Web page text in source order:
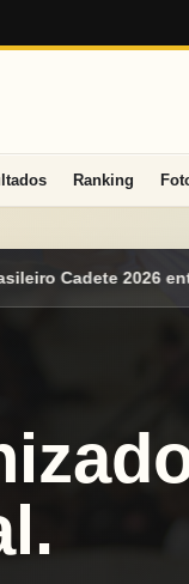
Ranking
nacionais Mato